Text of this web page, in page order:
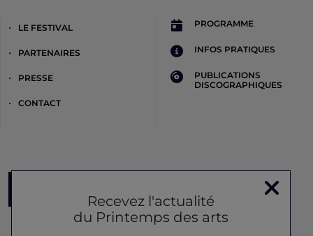
Recevez l'actualité
du Printemps des arts
LE FESTIVAL
PARTENAIRES
PRESSE
CONTACT
PROGRAMME
INFOS PRATIQUES
PUBLICATIONS
DISCOGRAPHIQUES